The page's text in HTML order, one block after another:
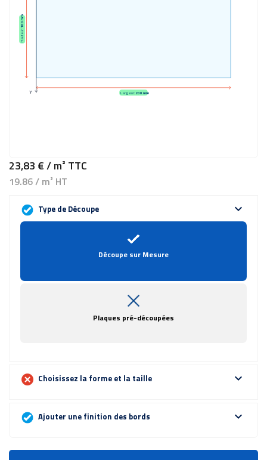
Largeur:200 mm
Hauteur:
100 mm
Y
23,83 €/ m² TTC
19.86 / m² HT
Type de Découpe expand_more
Découpe sur Mesure
Plaques pré-découpées
Choisissez la forme et la taille expand_more
Ajouter une finition des bords expand_more